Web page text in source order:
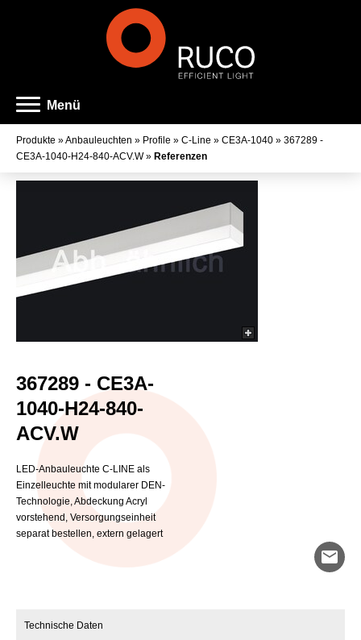
Menü
Produkte »Anbauleuchten » Profile » C-Line » CE3A-1040 » 367289 -
CE3A-1040-H24-840-ACV.W» Referenzen
367289 - CE3A-
1040-H24-840-
ACV.W
LED-Anbauleuchte C-LINE als
Einzelleuchte mit modularer DEN-
Technologie, Abdeckung Acryl
vorstehend, Versorgungseinheit
separat bestellen, extern gelagert
mail
Technische Daten